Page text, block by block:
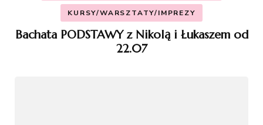
KURSY/WARSZTATY/IMPREZY
Bachata PODSTAWY z Nikolą i Łukaszem od
22.07